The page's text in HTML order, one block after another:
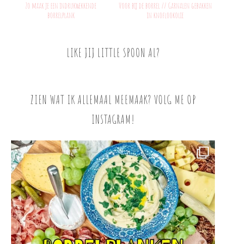
Zo maak je een indrukwekkende
borrelplank
Voor bij de borrel // Garnalen gebakken
in knoflookolie
LIKE JIJ LITTLE SPOON AL?
ZIEN WAT IK ALLEMAAL MEEMAAK? VOLG ME OP
INSTAGRAM!